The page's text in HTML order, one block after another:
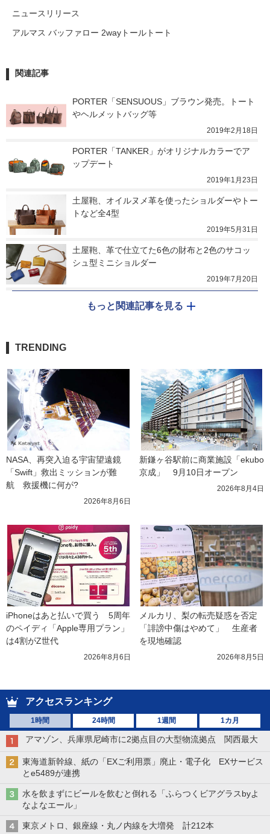
ニュースリリース
アルマス バッファロー 2wayトールトート
関連記事
PORTER「SENSUOUS」ブラウン発売。トート
やヘルメットバッグ等
2019年2月18日
PORTER「TANKER」がオリジナルカラーでア
ップデート
2019年1月23日
土屋鞄、オイルヌメ革を使ったショルダーやトー
トなど全4型
2019年5月31日
土屋鞄、革で仕立てた6色の財布と2色のサコッ
シュ型ミニショルダー
2019年7月20日
もっと関連記事を見る
TRENDING
NASA、再突入迫る宇宙望遠鏡
「Swift」救出ミッションが難
航　救援機に何が?
2026年8月6日
新鎌ヶ谷駅前に商業施設「ekubo
京成」　9月10日オープン
2026年8月4日
iPhoneはあと払いで買う　5周年
のペイディ「Apple専用プラン」
は4割がZ世代
2026年8月6日
メルカリ、梨の転売疑惑を否定
「誹謗中傷はやめて」　生産者
を現地確認
2026年8月5日
アクセスランキング
1時間 24時間 1週間 1カ月
アマゾン、兵庫県尼崎市に2拠点目の大型物流拠点 関西最大
東海道新幹線、紙の「EXご利用票」廃止・電子化 EXサービス
とe5489が連携
水を飲まずにビールを飲むと倒れる「ふらつくビアグラスbyよ
なよなエール」
東京メトロ、銀座線・丸ノ内線を大増発 計212本